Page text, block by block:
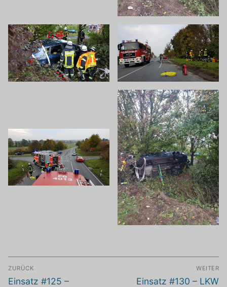
Beitragsnavigation
ZURÜCK
Vorheriger
Einsatz #125 –
WEITER
Nächster
Einsatz #130 – LKW